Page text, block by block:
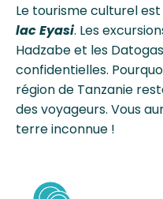
Le tourisme culturel
lac Eyasi. Les
Hadzabe et les
confidentielles.
région de Tanzanie
des voyageurs. Vous
terre inconnue !